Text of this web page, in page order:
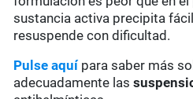
sustancia activa precipita
resuspende con dificultad.
Pulse aquí para saber más
adecuadamente las